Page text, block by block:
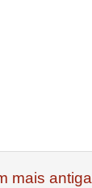
mais antiga